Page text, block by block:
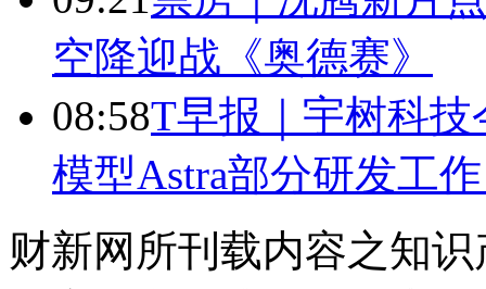
空降迎战《奥德赛》
08:58T早报｜宇树科
模型Astra部分研发工
财新网所刊载内容之知